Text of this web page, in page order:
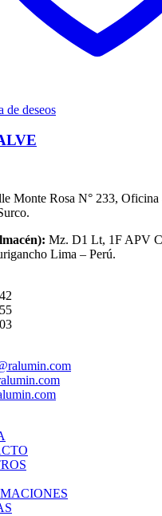
de deseos
Monte Rosa N° 233,
Mz. D1 Lt, 1F APV
Lima – Perú.